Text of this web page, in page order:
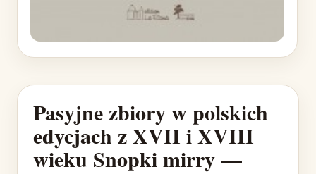
Pasyjne zbiory w polskich
edycjach z XVII i XVIII
wieku Snopki mirry —